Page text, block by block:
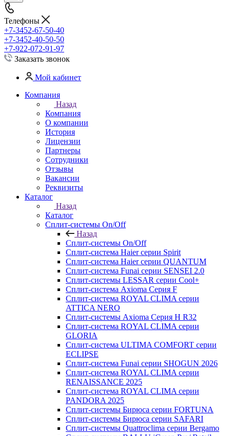
Телефоны
+7-3452-67-50-40
+7-3452-40-50-50
+7-922-072-91-97
Заказать звонок
Мой кабинет
Компания
Назад
Компания
О компании
История
Лицензии
Партнеры
Сотрудники
Отзывы
Вакансии
Реквизиты
Каталог
Назад
Каталог
Сплит-системы On/Off
Назад
Сплит-системы On/Off
Сплит-система Haier серии Spirit
Сплит-система Haier серии QUANTUM
Сплит-система Funai серии SENSEI 2.0
Сплит-системы LESSAR серии Cool+
Сплит-система Axioma Серия F
Сплит-система ROYAL CLIMA серии
ATTICA NERO
Сплит-системы Axioma Серия H R32
Сплит-система ROYAL CLIMA серии
GLORIA
Сплит-система ULTIMA COMFORT серии
ECLIPSE
Сплит-система Funai серии SHOGUN 2026
Сплит-система ROYAL CLIMA серии
RENAISSANCE 2025
Сплит-система ROYAL CLIMA серии
PANDORA 2025
Сплит-системы Бирюса серии FORTUNA
Сплит-системы Бирюса серии SAFARI
Сплит-системы Quattroclima серии Bergamo